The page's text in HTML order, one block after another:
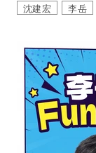
沈建宏 李岳